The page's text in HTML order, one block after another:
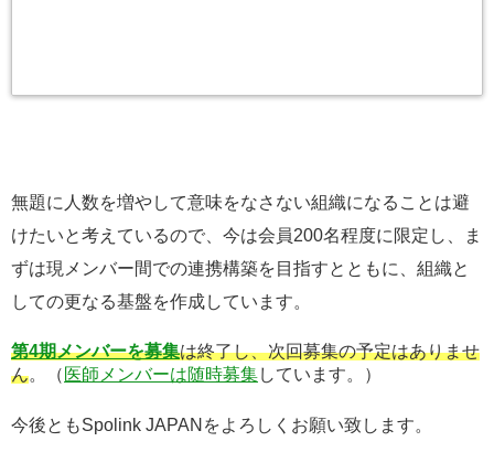
無題に人数を増やして意味をなさない組織になることは避
けたいと考えているので、今は会員200名程度に限定し、ま
ずは現メンバー間での連携構築を目指すとともに、組織と
しての更なる基盤を作成しています。
第4期メンバーを募集は終了し、次回募集の予定はありませ
ん。（ 医師メンバーは随時募集しています。）
今後ともSpolink JAPANをよろしくお願い致します。